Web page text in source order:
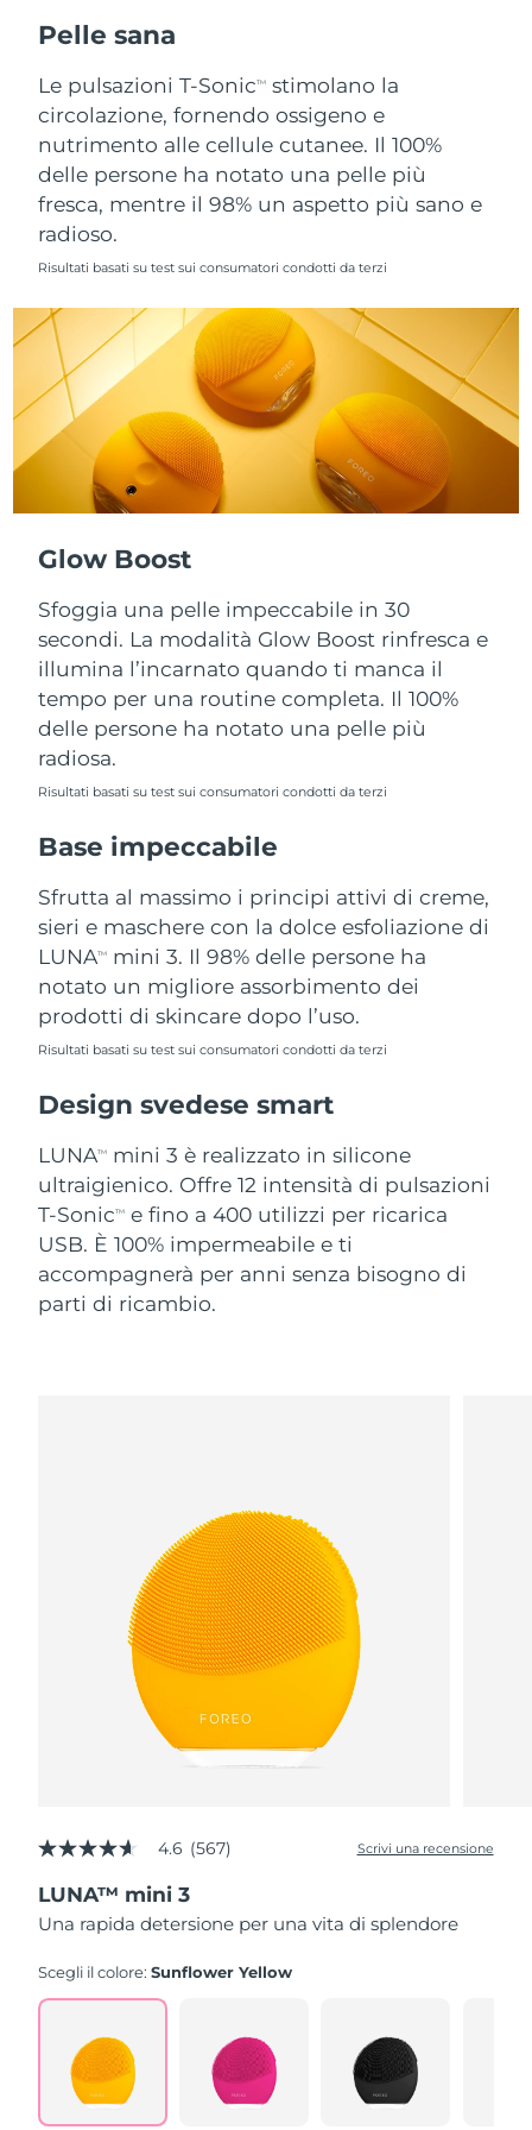
Pelle sana
Le pulsazioni T-SonicTM
stimolano la
circolazione, fornendo ossigeno e
nutrimento alle cellule cutanee. Il 100%
delle persone ha notato una pelle più
fresca, mentre il 98% un aspetto più sano e
radioso.
Risultati basati su test sui consumatori condotti da terzi
Glow Boost
Sfoggia una pelle impeccabile in 30
secondi. La modalità Glow Boost rinfresca e
illumina l’incarnato quando ti manca il
tempo per una routine completa. Il 100%
delle persone ha notato una pelle più
radiosa.
Risultati basati su test sui consumatori condotti da terzi
Base impeccabile
Sfrutta al massimo i principi attivi di creme,
sieri e maschere con la dolce esfoliazione di
LUNATM
mini 3. Il 98% delle persone ha
notato un migliore assorbimento dei
prodotti di skincare dopo l’uso.
Risultati basati su test sui consumatori condotti da terzi
Design svedese smart
LUNATM
mini 3 è realizzato in silicone
ultraigienico. Offre 12 intensità di pulsazioni
T-SonicTM
e fino a 400 utilizzi per ricarica
USB. È 100% impermeabile e ti
accompagnerà per anni senza bisogno di
parti di ricambio.
4.6
su
5
,
di
medio.
Reviews.
Stesso
alla
4.6 (567) Scrivi una recensione
LUNA™ mini 3
Una rapida detersione per una vita di splendore
Scegli il colore:Sunflower Yellow
Slovacchia
Slovenia Consegna stimata
Sudafrica
Corea del Sud Consegna stimata8/13/26
Spagna Consegna stimata
Svezia Consegna stimata
Svizzera Consegna stimata 8/11/26
Taiwan Consegna stimata8/16/26
Thailandia Consegna stimata8/15/26
Turchia
Emirati Arabi Uniti Consegna stimata
Regno Unito Consegna stimata8/11/26
Stati Uniti Consegna stimata
Vietnam